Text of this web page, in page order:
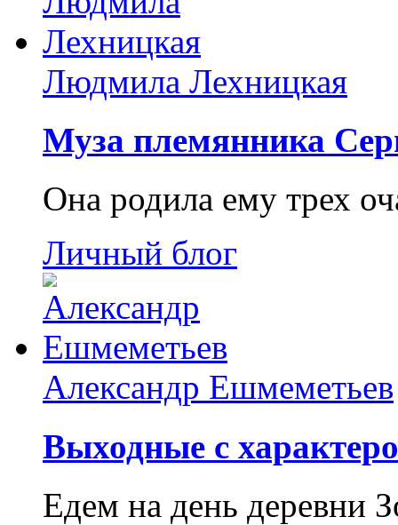
Людмила Лехницкая
Муза племянника
Она родила ему трех
Личный блог
Александр Ешмеметьев
Выходные с
Едем на день деревни